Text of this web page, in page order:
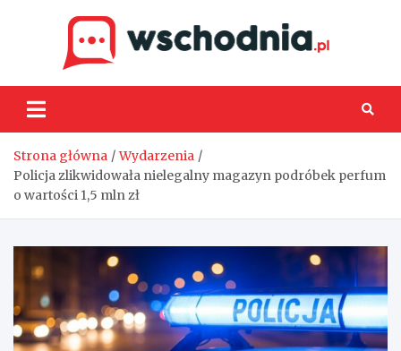
Strona główna
Wydarzenia
Policja zlikwidowała nielegalny magazyn podróbek perfum
o wartości 1,5 mln zł